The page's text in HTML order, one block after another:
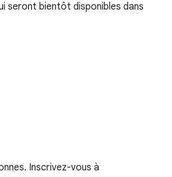
seront bientôt disponibles dans
Inscrivez-vous à